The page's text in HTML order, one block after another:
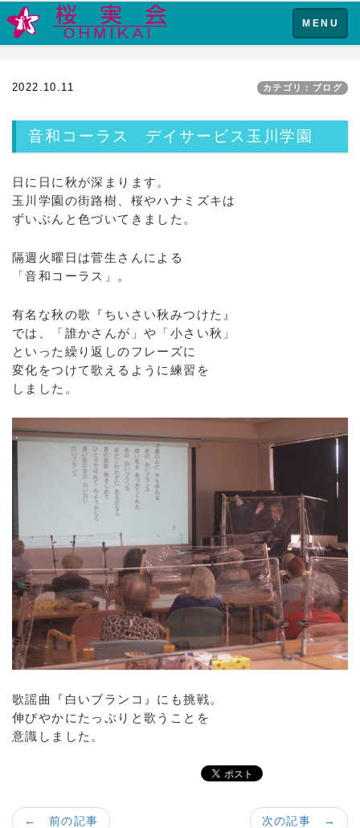
Toggle
navigation
MENU
2022.10.11 カテゴリ：ブログ
音和コーラス デイサービス玉川学園
日に日に秋が深まります。
玉川学園の街路樹、桜やハナミズキは
ずいぶんと色づいてきました。
隔週火曜日は菅生さんによる
「音和コーラス」。
有名な秋の歌『ちいさい秋みつけた』
では、「誰かさんが」や「小さい秋」
といった繰り返しのフレーズに
変化をつけて歌えるように練習を
しました。
歌謡曲『白いブランコ』にも挑戦。
伸びやかにたっぷりと歌うことを
意識しました。
次の記事 →
← 前の記事